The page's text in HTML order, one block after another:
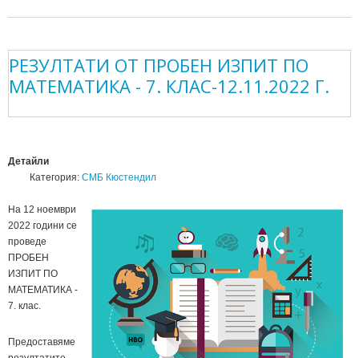
РЕЗУЛТАТИ ОТ ПРОБЕН ИЗПИТ ПО
МАТЕМАТИКА - 7. КЛАС-12.11.2022 Г.
Детайли
Категория: СМБ Кюстендил
На 12 ноември
2022 години се
проведе
ПРОБЕН
ИЗПИТ ПО
МАТЕМАТИКА -
7. клас.
Предоставяме